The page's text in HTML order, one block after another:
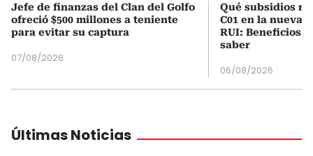
Jefe de finanzas del Clan del Golfo
ofreció $500 millones a teniente
para evitar su captura
07/08/2026
Qué subsidios
C01 en la nueva
RUI: Beneficios
saber
06/08/2026
Últimas Noticias